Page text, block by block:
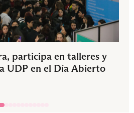
participa en talleres y
UDP en el Día Abierto